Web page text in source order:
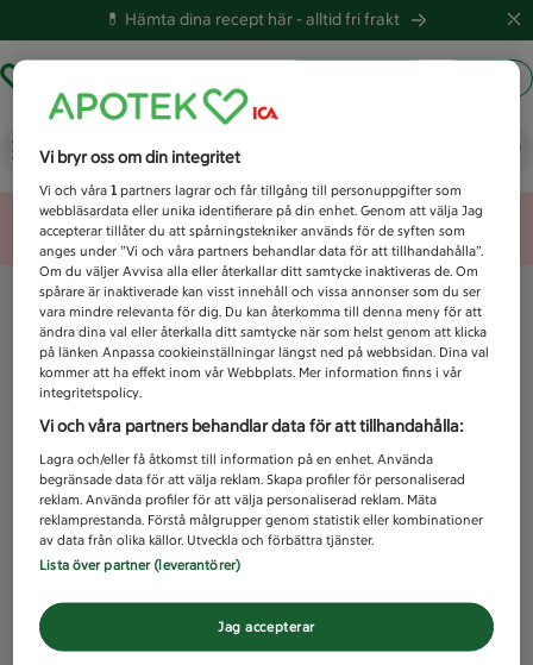
💊 Hämta dina recept här -alltid fri frakt
Vad letar du efter idag?
Unknown error
Vi bryr oss om din integritet
Vi och våra1 partners lagrar och får tillgång till personuppgifter som
webbläsardata eller unika identifierare på din enhet. Genom att välja Jag
accepterar tillåter du att spårningstekniker används för de syften som
anges under ”Vi och våra partners behandlar data för att tillhandahålla”.
Om du väljer Avvisa alla eller återkallar ditt samtycke inaktiveras de. Om
spårare är inaktiverade kan visst innehåll och vissa annonser som du ser
vara mindre relevanta för dig. Du kan återkomma till denna meny för att
ändra dina val eller återkalla ditt samtycke när som helst genom att klicka
på länken Anpassa cookieinställningar längst ned på webbsidan. Dina val
kommer att ha effekt inom vår Webbplats. Mer information finns i vår
integritetspolicy.
Vi och våra partners behandlar data för att tillhandahålla:
Lagra och/eller få åtkomst till information på en enhet. Använda
begränsade data för att välja reklam. Skapa profiler för personaliserad
reklam. Använda profiler för att välja personaliserad reklam. Mäta
reklamprestanda. Förstå målgrupper genom statistik eller kombinationer
av data från olika källor. Utveckla och förbättra tjänster.
Lista över partner (leverantörer)
Jag accepterar